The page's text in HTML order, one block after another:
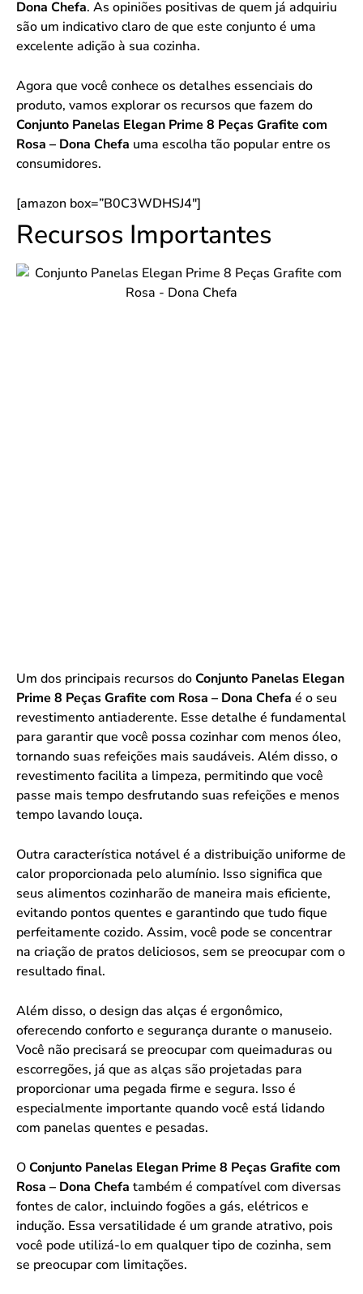
Dona Chefa. As opiniões positivas de quem já adquiriu
são um indicativo claro de que este conjunto é uma
excelente adição à sua cozinha.
Agora que você conhece os detalhes essenciais do
produto, vamos explorar os recursos que fazem do
Conjunto Panelas Elegan Prime 8 Peças Grafite com
Rosa – Dona Chefa uma escolha tão popular entre os
consumidores.
[amazon box=”B0C3WDHSJ4″]
Recursos Importantes
Um dos principais recursos doConjunto Panelas Elegan
Prime 8 Peças Grafite com Rosa – Dona Chefa é o seu
revestimento antiaderente. Esse detalhe é fundamental
para garantir que você possa cozinhar com menos óleo,
tornando suas refeições mais saudáveis. Além disso, o
revestimento facilita a limpeza, permitindo que você
passe mais tempo desfrutando suas refeições e menos
tempo lavando louça.
Outra característica notável é a distribuição uniforme de
calor proporcionada pelo alumínio. Isso significa que
seus alimentos cozinharão de maneira mais eficiente,
evitando pontos quentes e garantindo que tudo fique
perfeitamente cozido. Assim, você pode se concentrar
na criação de pratos deliciosos, sem se preocupar com o
resultado final.
Além disso, o design das alças é ergonômico,
oferecendo conforto e segurança durante o manuseio.
Você não precisará se preocupar com queimaduras ou
escorregões, já que as alças são projetadas para
proporcionar uma pegada firme e segura. Isso é
especialmente importante quando você está lidando
com panelas quentes e pesadas.
OConjunto Panelas Elegan Prime 8 Peças Grafite com
Rosa – Dona Chefa também é compatível com diversas
fontes de calor, incluindo fogões a gás, elétricos e
indução. Essa versatilidade é um grande atrativo, pois
você pode utilizá-lo em qualquer tipo de cozinha, sem
se preocupar com limitações.